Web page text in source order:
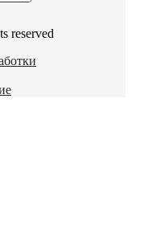
reserved